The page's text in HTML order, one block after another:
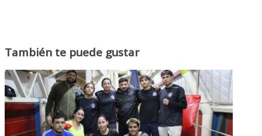
También te puede gustar